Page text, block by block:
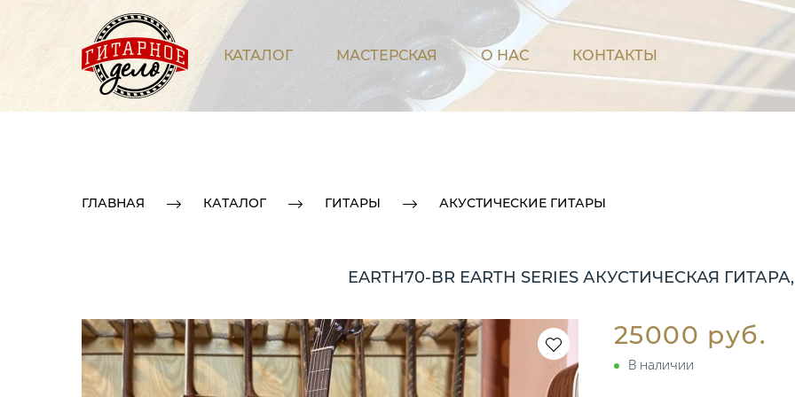
КАТАЛОГ МАСТЕРСКАЯ О НАС КОНТАКТЫ
ГЛАВНАЯ КАТАЛОГ ГИТАРЫ АКУСТИЧЕСКИЕ ГИТАРЫ
EARTH70-BR EARTH SERIES АКУСТИЧЕСКАЯ ГИТАРА,
25000 руб.
В наличии